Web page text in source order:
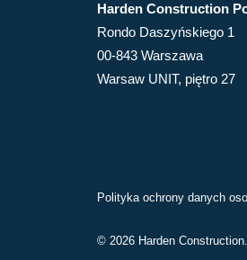
Harden Construction
Rondo Daszyńskiego 1
00-843 Warszawa
Warsaw UNIT, piętro 27
Polityka ochrony danych
© 2026 Harden